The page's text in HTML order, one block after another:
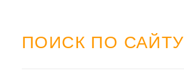
ПОИСК ПО САЙТУ